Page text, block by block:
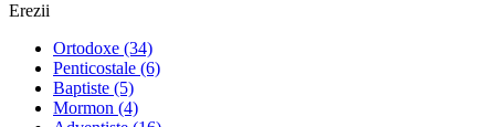
Erezii
Ortodoxe (34)
Penticostale (6)
Baptiste (5)
Mormon (4)